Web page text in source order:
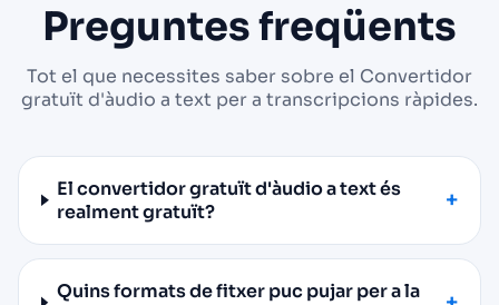
Preguntes freqüents
Tot el que necessites saber sobre el Convertidor
gratuït d'àudio a text per a transcripcions ràpides.
El convertidor gratuït d'àudio a text és
realment gratuït?
Quins formats de fitxer puc pujar per a la